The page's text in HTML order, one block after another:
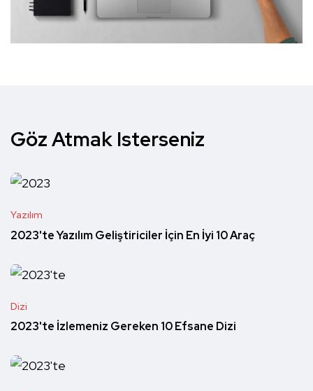
Göz Atmak Isterseniz
Yazılım
2023'te Yazılım Geliştiriciler İçin En İyi 10 Araç
Dizi
2023'te İzlemeniz Gereken 10 Efsane Dizi